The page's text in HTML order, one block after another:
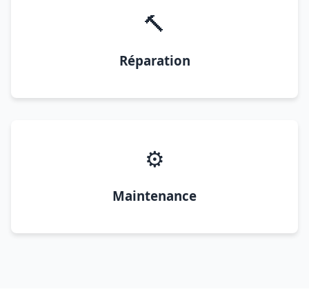
🔨
Réparation
⚙️
Maintenance